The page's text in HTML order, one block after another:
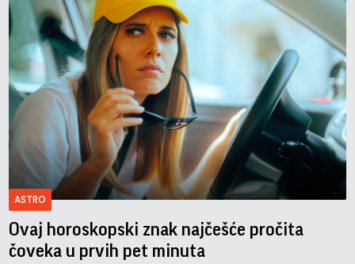
ASTRO
Ovaj horoskopski znak najčešće pročita
čoveka u prvih pet minuta